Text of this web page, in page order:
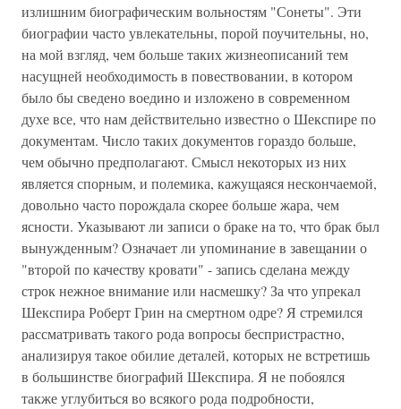
излишним биографическим вольностям "Сонеты". Эти
биографии часто увлекательны, порой поучительны, но,
на мой взгляд, чем больше таких жизнеописаний тем
насущней необходимость в повествовании, в котором
было бы сведено воедино и изложено в современном
духе все, что нам действительно известно о Шекспире по
документам. Число таких документов гораздо больше,
чем обычно предполагают. Смысл некоторых из них
является спорным, и полемика, кажущаяся нескончаемой,
довольно часто порождала скорее больше жара, чем
ясности. Указывают ли записи о браке на то, что брак был
вынужденным? Означает ли упоминание в завещании о
"второй по качеству кровати" - запись сделана между
строк нежное внимание или насмешку? За что упрекал
Шекспира Роберт Грин на смертном одре? Я стремился
рассматривать такого рода вопросы беспристрастно,
анализируя такое обилие деталей, которых не встретишь
в большинстве биографий Шекспира. Я не побоялся
также углубиться во всякого рода подробности,